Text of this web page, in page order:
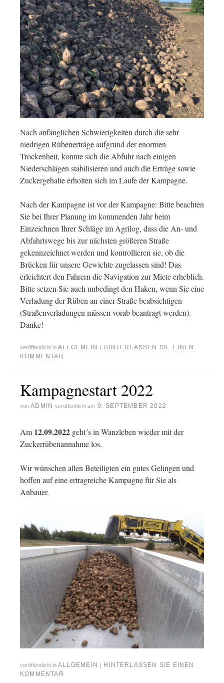
Nach anfänglichen Schwierigkeiten durch die sehr
niedrigen Rübenerträge aufgrund der enormen
Trockenheit, konnte sich die Abfuhr nach einigen
Niederschlägen stabilisieren und auch die Erträge sowie
Zuckergehalte erholten sich im Laufe der Kampagne.
Nach der Kampagne ist vor der Kampagne: Bitte beachten
Sie bei Ihrer Planung im kommenden Jahr beim
Einzeichnen Ihrer Schläge im Agrilog, dass die An- und
Abfahrtswege bis zur nächsten größeren Straße
gekennzeichnet werden und kontrollieren sie, ob die
Brücken für unsere Gewichte zugelassen sind! Das
erleichtert den Fahrern die Navigation zur Miete erheblich.
Bitte setzen Sie auch unbedingt den Haken, wenn Sie eine
Verladung der Rüben an einer Straße beabsichtigen
(Straßenverladungen müssen vorab beantragt werden).
Danke!
veröffentlicht in ALLGEMEIN | HINTERLASSEN SIE EINEN
KOMMENTAR
Kampagnestart 2022
von ADMIN veröffentlicht am 9. SEPTEMBER 2022
Am 12.09.2022 geht´s in Wanzleben wieder mit der
Zuckerrübenannahme los.
Wir wünschen allen Beteiligten ein gutes Gelingen und
hoffen auf eine ertragreiche Kampagne für Sie als
Anbauer.
veröffentlicht in ALLGEMEIN | HINTERLASSEN SIE EINEN
KOMMENTAR